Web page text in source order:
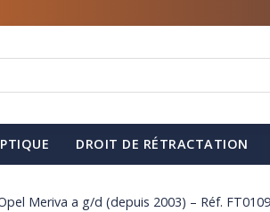
DROIT DE RÉTRACTATION
Meriva a g/d (depuis 2003) – Réf.